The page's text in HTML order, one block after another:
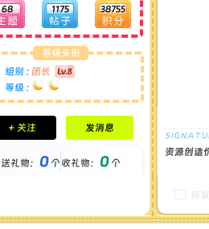
68 1175 38755
等级头衔
组别 : 团长
等级 :
积分成就
钻石 : 1 颗
金币 : 0 枚
+ 关注 发消息
送礼物： 0个收礼物： 0个
资源创造